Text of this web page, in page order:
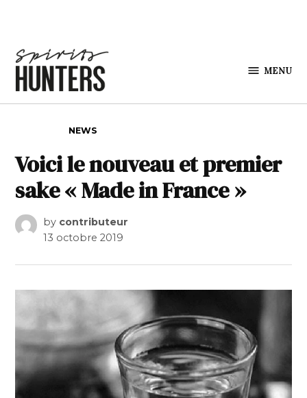
MENU
NEWS
Voici le nouveau et premier
sake « Made in France »
by contributeur
13 octobre 2019